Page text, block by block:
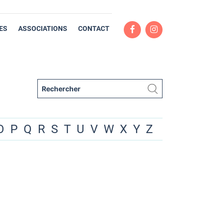
ASSOCIATIONS CONTACT
P Q R S T U V W X Y Z